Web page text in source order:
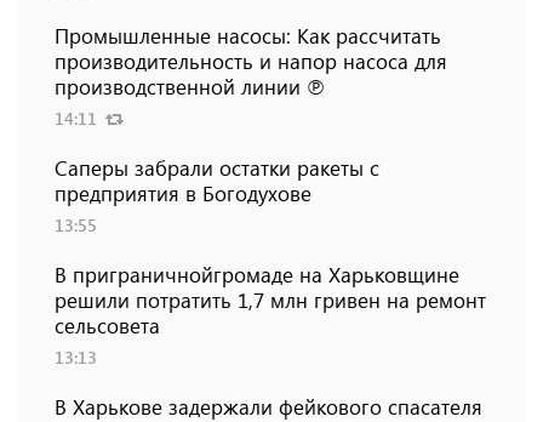
Промышленные насосы: Как рассчитать
производительность и напор насоса для
производственной линии ℗
14:11
Саперы забрали остатки ракеты с
предприятия в Богодухове
13:55
В приграничнойгромаде на Харьковщине
решили потратить 1,7 млн ​​гривен на ремонт
сельсовета
13:13
В Харькове задержали фейкового спасателя